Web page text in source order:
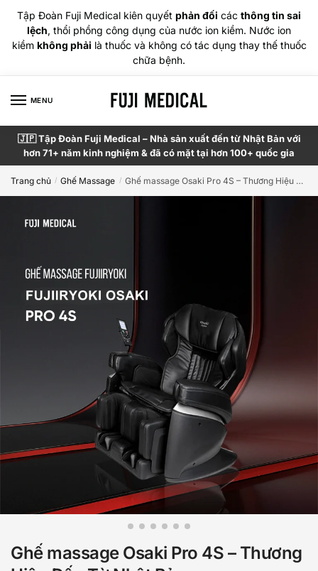
Tập Đoàn Fuji Medical kiên quyết phản đối các thông tin sai
lệch, thổi phồng công dụng của nước ion kiềm. Nước ion
kiềm không phải là thuốc và không có tác dụng thay thế thuốc
chữa bệnh.
MENU
🇯🇵 Tập Đoàn Fuji Medical – Nhà sản xuất đến từ Nhật Bản với
hơn 71+ năm kinh nghiệm & đã có mặt tại hơn 100+ quốc gia
Trang chủ / Ghế Massage / Ghế massage Osaki Pro 4S – Thương Hiệu Đến Từ Nhật Bản
Ghế massage Osaki Pro 4S – Thương